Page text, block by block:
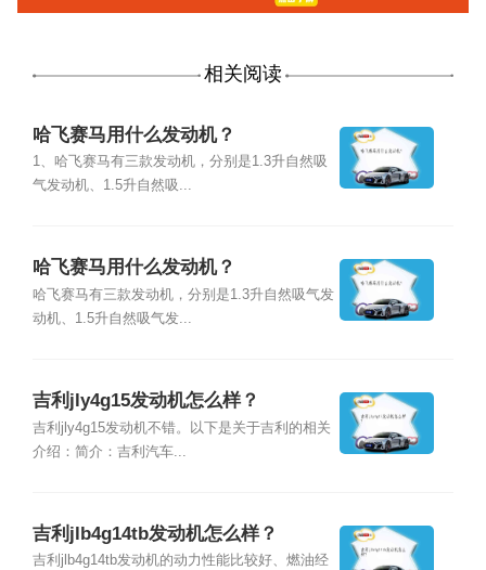
相关阅读
哈飞赛马用什么发动机？
1、哈飞赛马有三款发动机，分别是1.3升自然吸
气发动机、1.5升自然吸...
哈飞赛马用什么发动机？
哈飞赛马有三款发动机，分别是1.3升自然吸气发
动机、1.5升自然吸气发...
吉利jly4g15发动机怎么样？
吉利jly4g15发动机不错。以下是关于吉利的相关
介绍：简介：吉利汽车...
吉利jlb4g14tb发动机怎么样？
吉利jlb4g14tb发动机的动力性能比较好、燃油经